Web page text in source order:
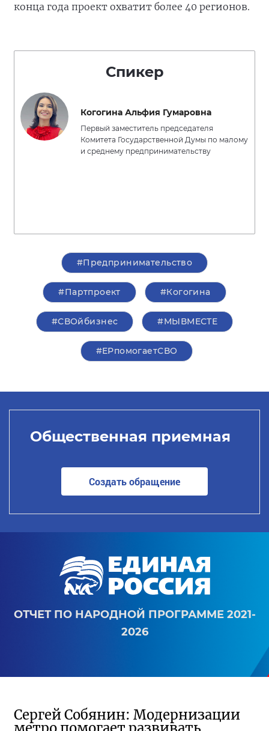
конца года проект охватит более 40 регионов.
Спикер
Когогина Альфия Гумаровна
Первый заместитель председателя
Комитета Государственной Думы по малому
и среднему предпринимательству
#Предпринимательство
#Партпроект #Когогина
#СВОйбизнес #МЫВМЕСТЕ
#ЕРпомогаетСВО
Общественная приемная
Создать обращение
ОТЧЕТ ПО НАРОДНОЙ ПРОГРАММЕ 2021-
2026
Сергей Собянин: Модернизации